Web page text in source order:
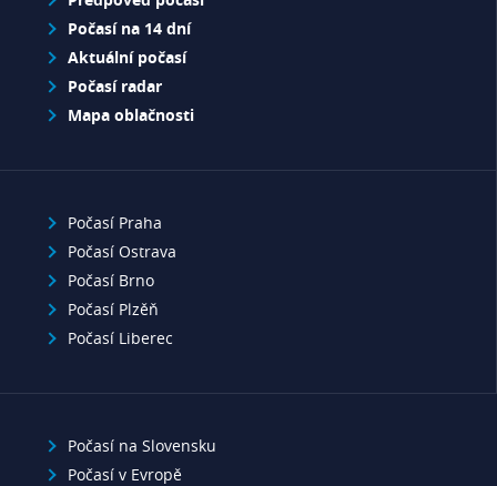
Počasí na 14 dní
Aktuální počasí
Počasí radar
Mapa oblačnosti
Počasí Praha
Počasí Ostrava
Počasí Brno
Počasí Plzěň
Počasí Liberec
Počasí na Slovensku
Počasí v Evropě